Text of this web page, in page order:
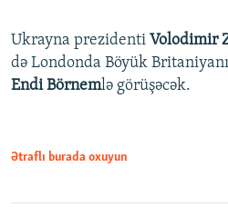
Ukrayna prezidenti Volodimir
də Londonda Böyük
Endi Börnemlə görüşəcək.
Ətraflı burada oxuyun